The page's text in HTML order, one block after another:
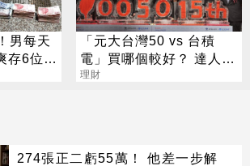
男每天
6位數
「元大台灣50 vs 台積
電」買哪個較好？ 達人揭
判斷關鍵：我選0050
理財
274張正二虧55萬！ 他差一步解